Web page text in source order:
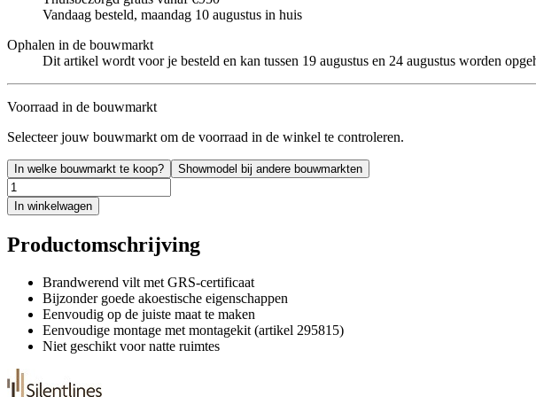
Vandaag besteld, maandag 10 augustus in huis
Ophalen in de bouwmarkt
Dit artikel wordt voor je besteld en kan tussen 19 augustus en 24 augustus worden
Voorraad in de bouwmarkt
Selecteer jouw bouwmarkt om de voorraad in de winkel te controleren.
In welke bouwmarkt te koop? Showmodel bij andere bouwmarkten
In winkelwagen
Productomschrijving
Brandwerend vilt met GRS-certificaat
Bijzonder goede akoestische eigenschappen
Eenvoudig op de juiste maat te maken
Eenvoudige montage met montagekit (artikel 295815)
Niet geschikt voor natte ruimtes